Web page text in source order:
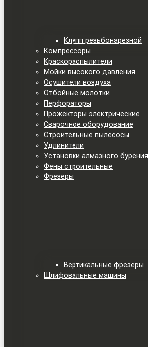
Клупп резьбонарезной
Компрессоры
Краскораспылители
Мойки высокого давления
Осушители воздуха
Отбойные молотки
Перфораторы
Прожекторы электрические
Сварочное оборудование
Строительные пылесосы
Удлинители
Установки алмазного бурения
Фены строительные
Фрезеры
Вертикальные фрезеры
Шлифовальные машины